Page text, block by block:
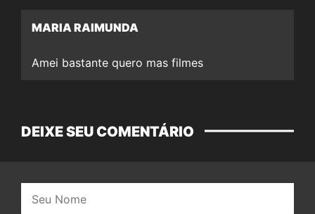
MARIA RAIMUNDA
Amei bastante quero mas filmes
DEIXE SEU COMENTÁRIO